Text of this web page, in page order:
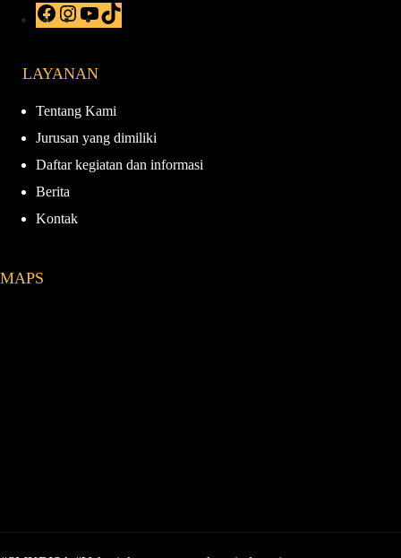
F
a
b
o
I
n
a
r
a
m
Y
o
e
i
LAYANAN
Tentang Kami
Jurusan yang dimiliki
Daftar kegiatan dan informasi
Berita
Kontak
MAPS